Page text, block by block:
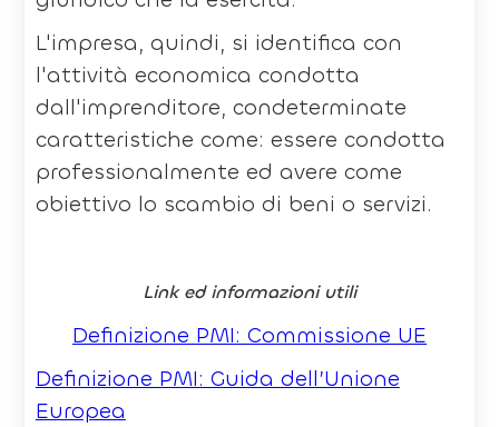
L'impresa, quindi, si identifica con
l'attività economica condotta
dall'imprenditore, condeterminate
caratteristiche come: essere condotta
professionalmente ed avere come
obiettivo lo scambio di beni o servizi.
Link ed informazioni utili
Definizione PMI: Commissione UE
Definizione PMI: Guida dell’Unione
Europea